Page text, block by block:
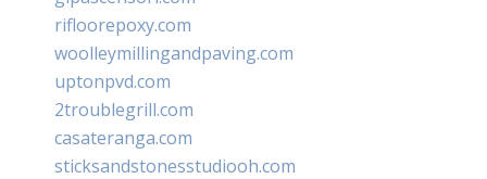
rifloorepoxy.com
woolleymillingandpaving.com
uptonpvd.com
2troublegrill.com
casateranga.com
sticksandstonesstudiooh.com